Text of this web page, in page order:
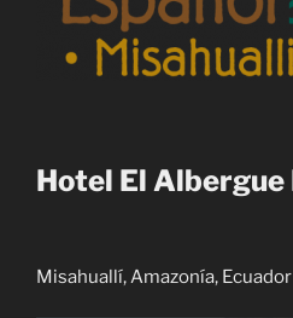
Hotel El Albergue
Misahuallí, Amazonía, Ecuador